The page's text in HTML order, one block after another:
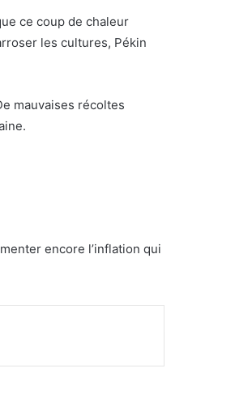
ce coup de chaleur
les cultures, Pékin
mauvaises récoltes
encore l’inflation qui